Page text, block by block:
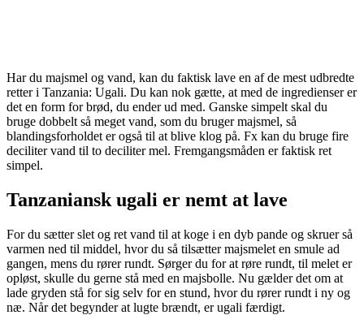
Har du majsmel og vand, kan du faktisk lave en af de mest udbredte
retter i Tanzania: Ugali. Du kan nok gætte, at med de ingredienser er
det en form for brød, du ender ud med. Ganske simpelt skal du
bruge dobbelt så meget vand, som du bruger majsmel, så
blandingsforholdet er også til at blive klog på. Fx kan du bruge fire
deciliter vand til to deciliter mel. Fremgangsmåden er faktisk ret
simpel.
Tanzaniansk ugali er nemt at lave
For du sætter slet og ret vand til at koge i en dyb pande og skruer så
varmen ned til middel, hvor du så tilsætter majsmelet en smule ad
gangen, mens du rører rundt. Sørger du for at røre rundt, til melet er
opløst, skulle du gerne stå med en majsbolle. Nu gælder det om at
lade gryden stå for sig selv for en stund, hvor du rører rundt i ny og
næ. Når det begynder at lugte brændt, er ugali færdigt.